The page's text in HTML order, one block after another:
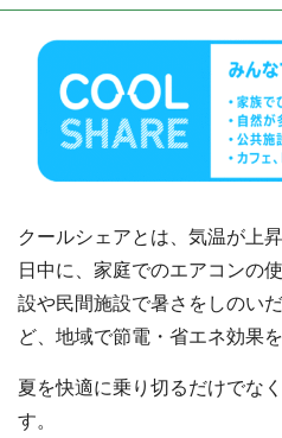
クールシェアとは、気温が上
日中に、家庭でのエアコンの
設や民間施設で暑さをしのい
ど、地域で節電・省エネ効果
夏を快適に乗り切るだけでな
す。